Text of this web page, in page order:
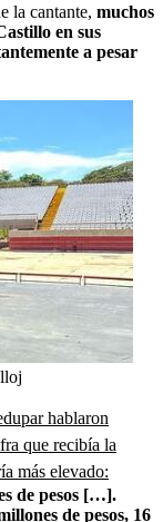
la cantante, muchos
en sus
a pesar
hablaron
que recibía la
más elevado:
de pesos […].
de pesos, 16